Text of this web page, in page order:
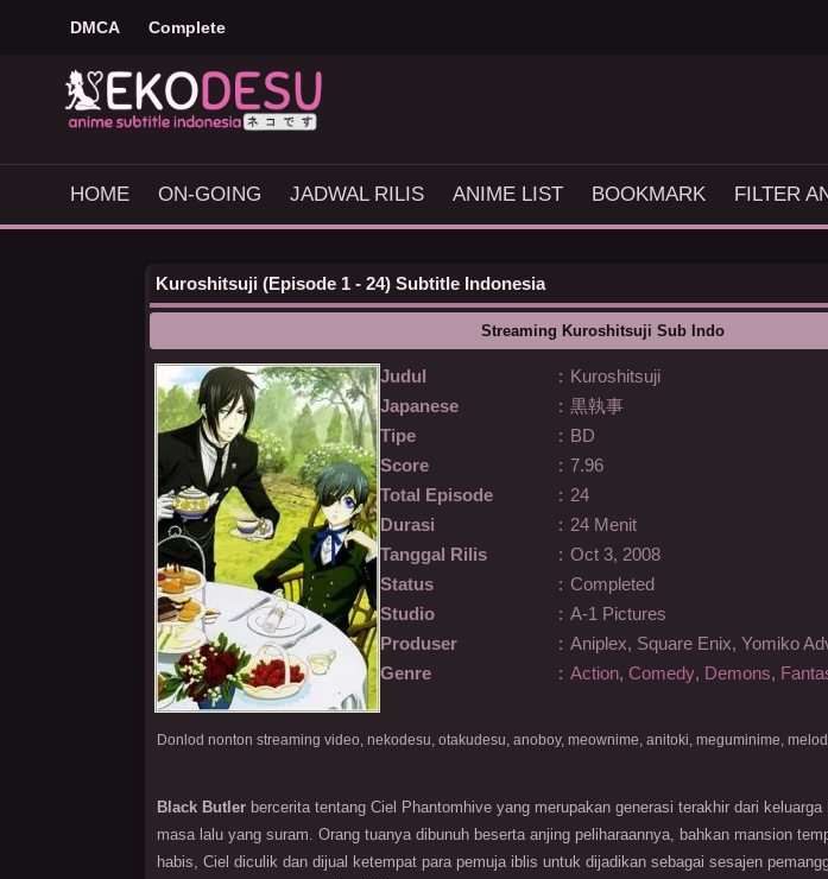
DMCA Complete
HOME ON-GOING JADWAL RILIS ANIME LIST BOOKMARK FILTER
Kuroshitsuji (Episode 1 - 24) Subtitle Indonesia
Streaming Kuroshitsuji Sub Indo
Judul : Kuroshitsuji
Japanese
: 黒執事
Tipe
: BD
Score
: 7.96
Total Episode
: 24
Durasi
: 24 Menit
Tanggal Rilis
: Oct 3, 2008
Status
: Completed
Studio
: A-1 Pictures
Produser
:
Genre
: Action, Comedy, Demons,
Black Butler bercerita tentang Ciel Phantomhive yang merupakan generasi terakhir dari
masa lalu yang suram. Orang tuanya dibunuh beserta anjing peliharaannya, bahkan mansion
habis, Ciel diculik dan dijual ketempat para pemuja iblis untuk dijadikan sebagai sesajen